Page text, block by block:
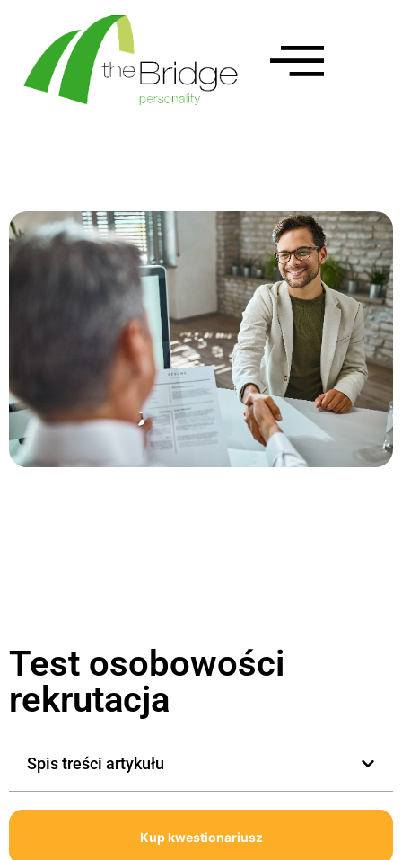
Test osobowości
rekrutacja
Spis treści artykułu
Kup kwestionariusz